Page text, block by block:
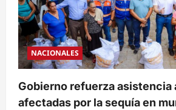
NACIONALES
Gobierno refuerza asistencia
afectadas por la sequía en